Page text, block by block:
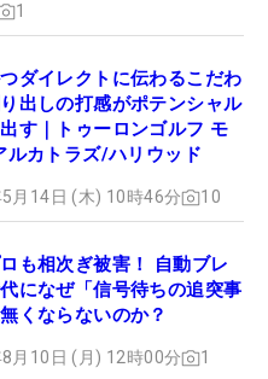
1
ダイレクトに伝わるこだわ
出しの打感がポテンシャル
す｜トゥーロンゴルフ モ
ルカトラズ/ハリウッド
月14日 (木) 10時46分 10
も相次ぎ被害！ 自動ブレ
になぜ「信号待ちの追突事
くならないのか？
月10日 (月) 12時00分 1